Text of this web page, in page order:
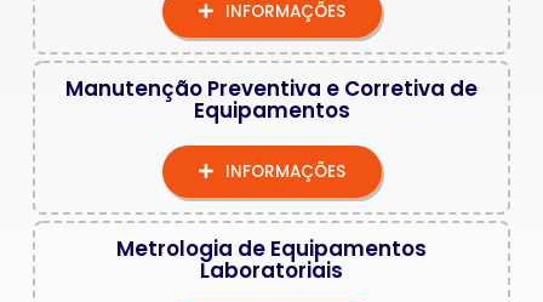
INFORMAÇÕES
Manutenção Preventiva e Corretiva de
Equipamentos
INFORMAÇÕES
Metrologia de Equipamentos
Laboratoriais